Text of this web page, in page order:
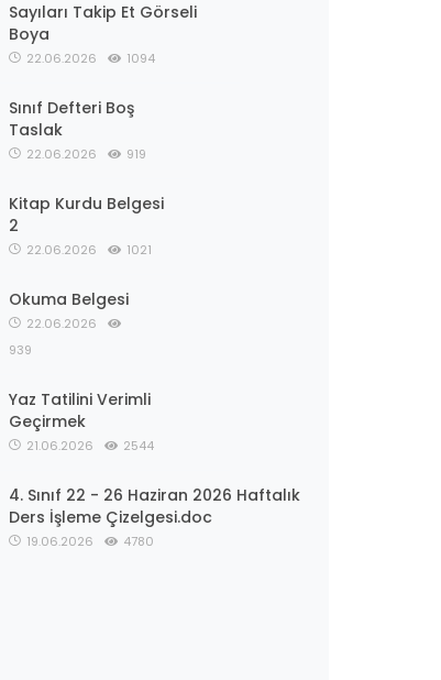
Sayıları Takip Et Görseli
Boya
22.06.2026 1094
Sınıf Defteri Boş
Taslak
22.06.2026 919
Kitap Kurdu Belgesi
2
22.06.2026 1021
Okuma Belgesi
22.06.2026
939
Yaz Tatilini Verimli
Geçirmek
21.06.2026 2544
4. Sınıf 22 - 26 Haziran 2026 Haftalık
Ders İşleme Çizelgesi.doc
19.06.2026 4780